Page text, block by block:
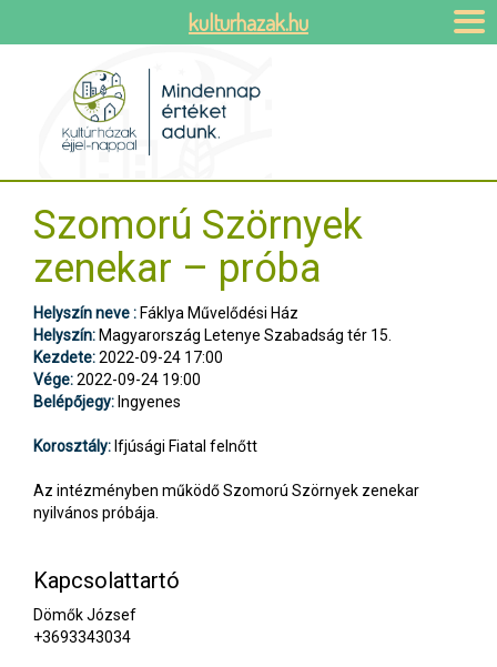
Szomorú Szörnyek
zenekar – próba
Helyszín neve : Fáklya Művelődési Ház
Helyszín: Magyarország Letenye Szabadság tér 15.
Kezdete:2022-09-24 17:00
Vége:2022-09-24 19:00
Belépőjegy: Ingyenes
Korosztály: Ifjúsági Fiatal felnőtt
Az intézményben működő Szomorú Szörnyek zenekar
nyilvános próbája.
Kapcsolattartó
Dömők József
+3693343034
kulturhazak.hu